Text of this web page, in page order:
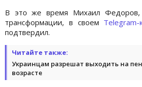
В это же время Михаил Федоров,
трансформации, в своем Telegram-
подтвердил.
Читайте также:
Украинцам разрешат выходить на
возрасте